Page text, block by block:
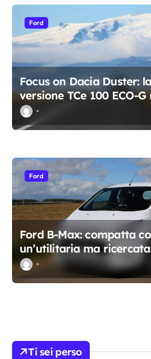
a
t
i
o
i
Ford
Focus on Dacia Duster:
versione TCe 100 ECO-
consumi e migliora le
Ford
Ford B-Max: compatta
un’utilitaria ma
Ti sei perso